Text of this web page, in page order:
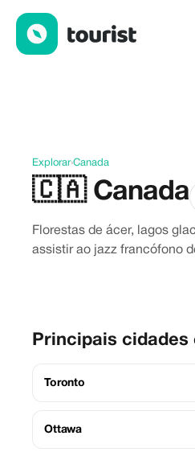
Explorar›Canada
🇨🇦 Canada
Florestas de ácer, lagos
assistir ao jazz francófono
Principais cidades
Toronto
Ottawa